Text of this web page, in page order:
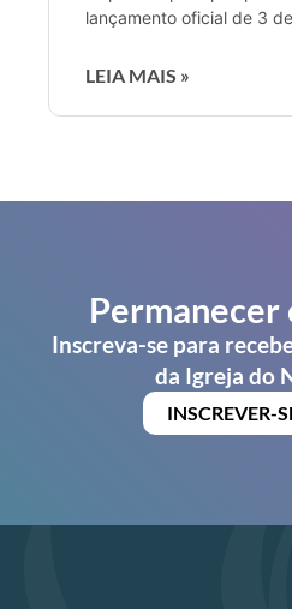
lançamento oficial de 3
LEIA MAIS »
Permanecer
Inscreva-se para
da Igreja do
INSCREVER-